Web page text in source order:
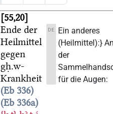
55,20
Ende der
Heilmittel
gegen
gḥ.w-
Krankheit
Eb 336
Eb 336a
DE
Ein anderes
(Heilmittel):}
der
für die Augen: